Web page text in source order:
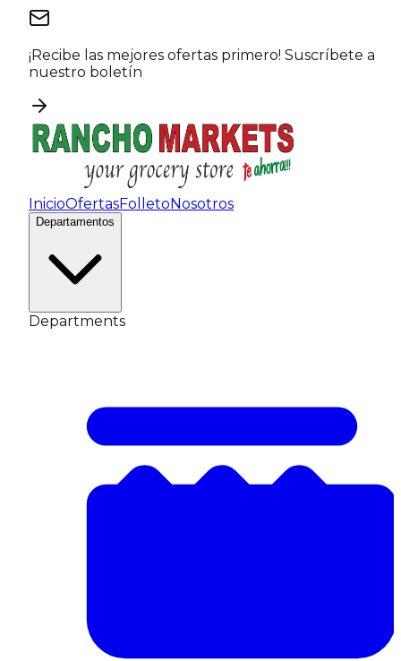
¡Recibe las mejores ofertas primero! Suscríbete a
nuestro boletín
InicioOfertasFolletoNosotros
Departamentos
Departments